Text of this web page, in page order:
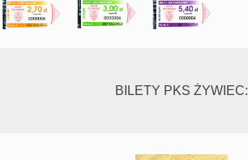
BILETY PKS ŻYWIEC: